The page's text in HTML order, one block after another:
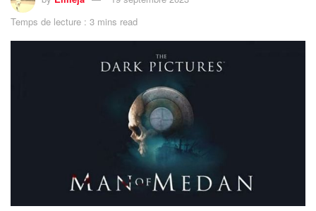
Temps de lecture : 3 mins read